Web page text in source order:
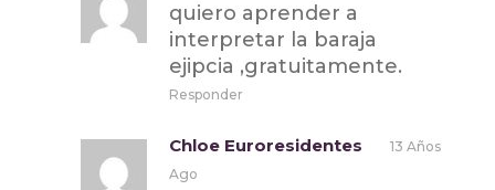
quiero aprender a
interpretar la baraja
ejipcia ,gratuitamente.
Responder
Chloe Euroresidentes
13 Años
Ago